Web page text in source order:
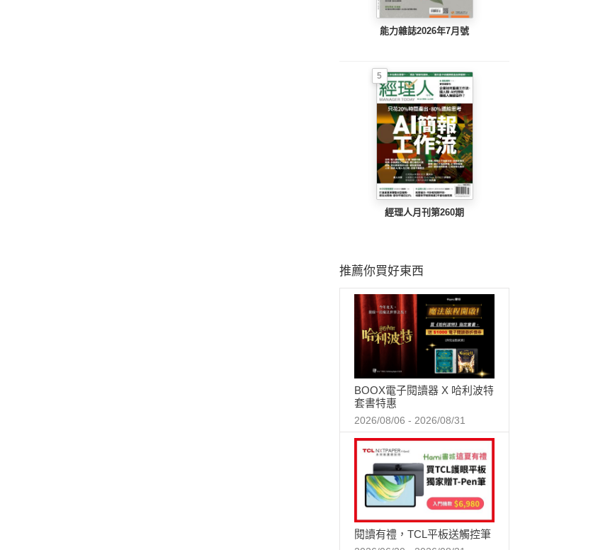
能力雜誌2026年7月號
5
經理人月刊第260期
推薦你買好東西
BOOX電子閱讀器 X 哈利波特
套書特惠
2026/08/06 - 2026/08/31
閱讀有禮，TCL平板送觸控筆